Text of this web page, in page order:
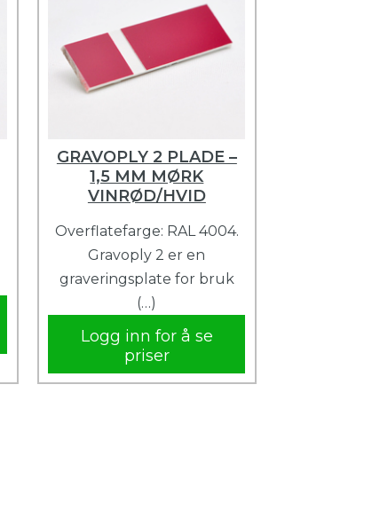
GRAVOPLY 2 PLADE –
1,5 MM MØRK
VINRØD/HVID
Overflatefarge: RAL 4004.
Gravoply 2 er en
graveringsplate for bruk
(…)
Logg inn for å se
priser